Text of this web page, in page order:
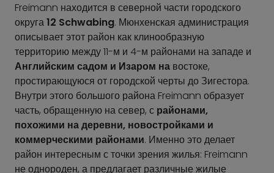
Freimann находится в северной части городского
округа12 Schwabing. Мюнхенская администрация
описывает этот район как клинообразную
территорию между 11-м и 4-м районами на западе и
Английским садом и Изаром на востоке,
простирающуюся от городской черты до Зигестора.
Внутри этого большого района Freimann образует
часть, обращенную на север, с районами,
похожими на деревни, новостройками и
коммерческими районами. Именно это делает
район интересным с точки зрения жилья: Freimann
не однороден, а предлагает различные жилые